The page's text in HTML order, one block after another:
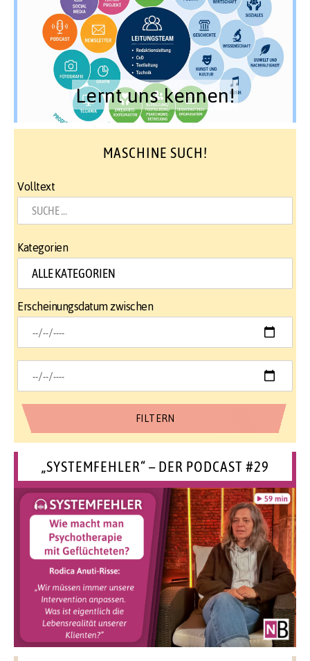
Lernt uns kennen!
MASCHINE SUCH!
Volltext
Kategorien
Erscheinungsdatum zwischen
„SYSTEMFEHLER“ – DER PODCAST #29